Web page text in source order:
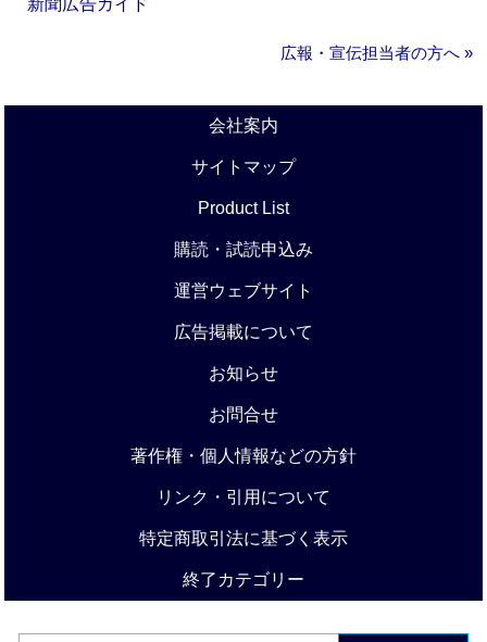
新聞広告ガイド
広報・宣伝担当者の方へ »
会社案内
サイトマップ
Product List
購読・試読申込み
運営ウェブサイト
広告掲載について
お知らせ
お問合せ
著作権・個人情報などの方針
リンク・引用について
特定商取引法に基づく表示
終了カテゴリー